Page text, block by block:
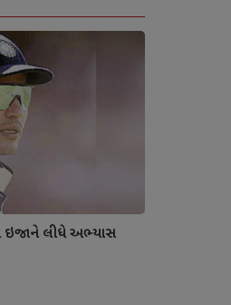
ઇજાને લીધે અભ્યાસ